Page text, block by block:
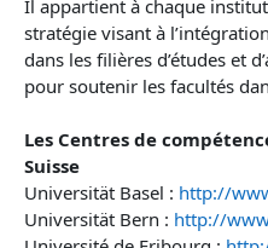
Il appartient à chaque
stratégie visant à
dans les filières d’études et
pour soutenir les facultés
Les Centres de
Suisse
Universität Basel : http://
Universität Bern : http://